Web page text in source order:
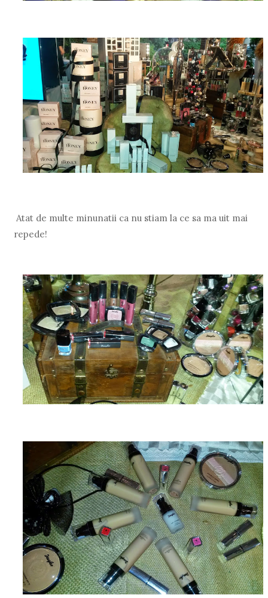
Atat de multe minunatii ca nu stiam la ce sa ma uit mai
repede!